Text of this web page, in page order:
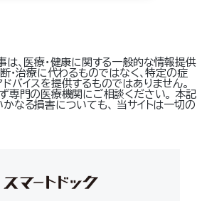
は、医療・健康に関する一般的な情報提供
・治療に代わるものではなく、特定の症
バイスを提供するものではありません。
専門の医療機関にご相談ください。 本記
なる損害についても、 当サイトは一切の